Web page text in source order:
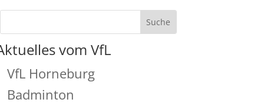
vom VfL
VfL Horneburg
Badminton